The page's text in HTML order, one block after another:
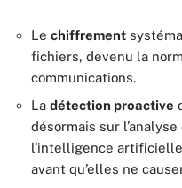
Le chiffrement
fichiers, devenu la
communications.
La détection proactive
désormais sur
l’intelligence
avant qu’elles ne